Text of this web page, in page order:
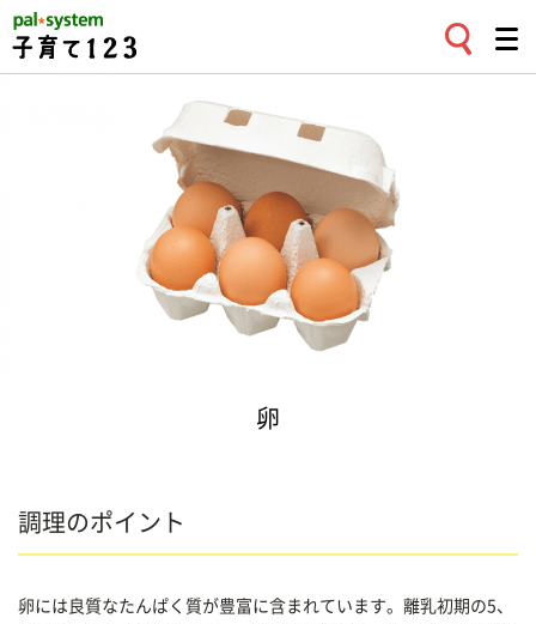
卵
調理のポイント
卵には良質なたんぱく質が豊富に含まれています。離乳初期の5、